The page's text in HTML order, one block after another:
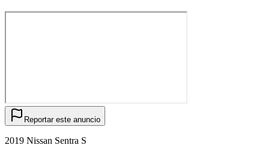
Reportar este anuncio
2019 Nissan Sentra S